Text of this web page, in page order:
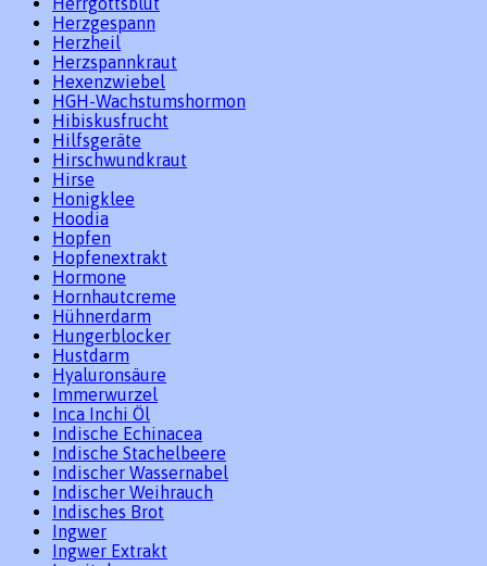
Herzgespann
Herzheil
Herzspannkraut
Hexenzwiebel
HGH-Wachstumshormon
Hibiskusfrucht
Hilfsgeräte
Hirschwundkraut
Hirse
Honigklee
Hoodia
Hopfen
Hopfenextrakt
Hormone
Hornhautcreme
Hühnerdarm
Hungerblocker
Hustdarm
Hyaluronsäure
Immerwurzel
Inca Inchi Öl
Indische Echinacea
Indische Stachelbeere
Indischer Wassernabel
Indischer Weihrauch
Indisches Brot
Ingwer
Ingwer Extrakt